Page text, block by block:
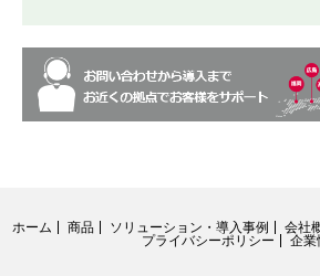
ホーム 商品 ソリューション・導入事例 会社
プライバシーポリシー
企業